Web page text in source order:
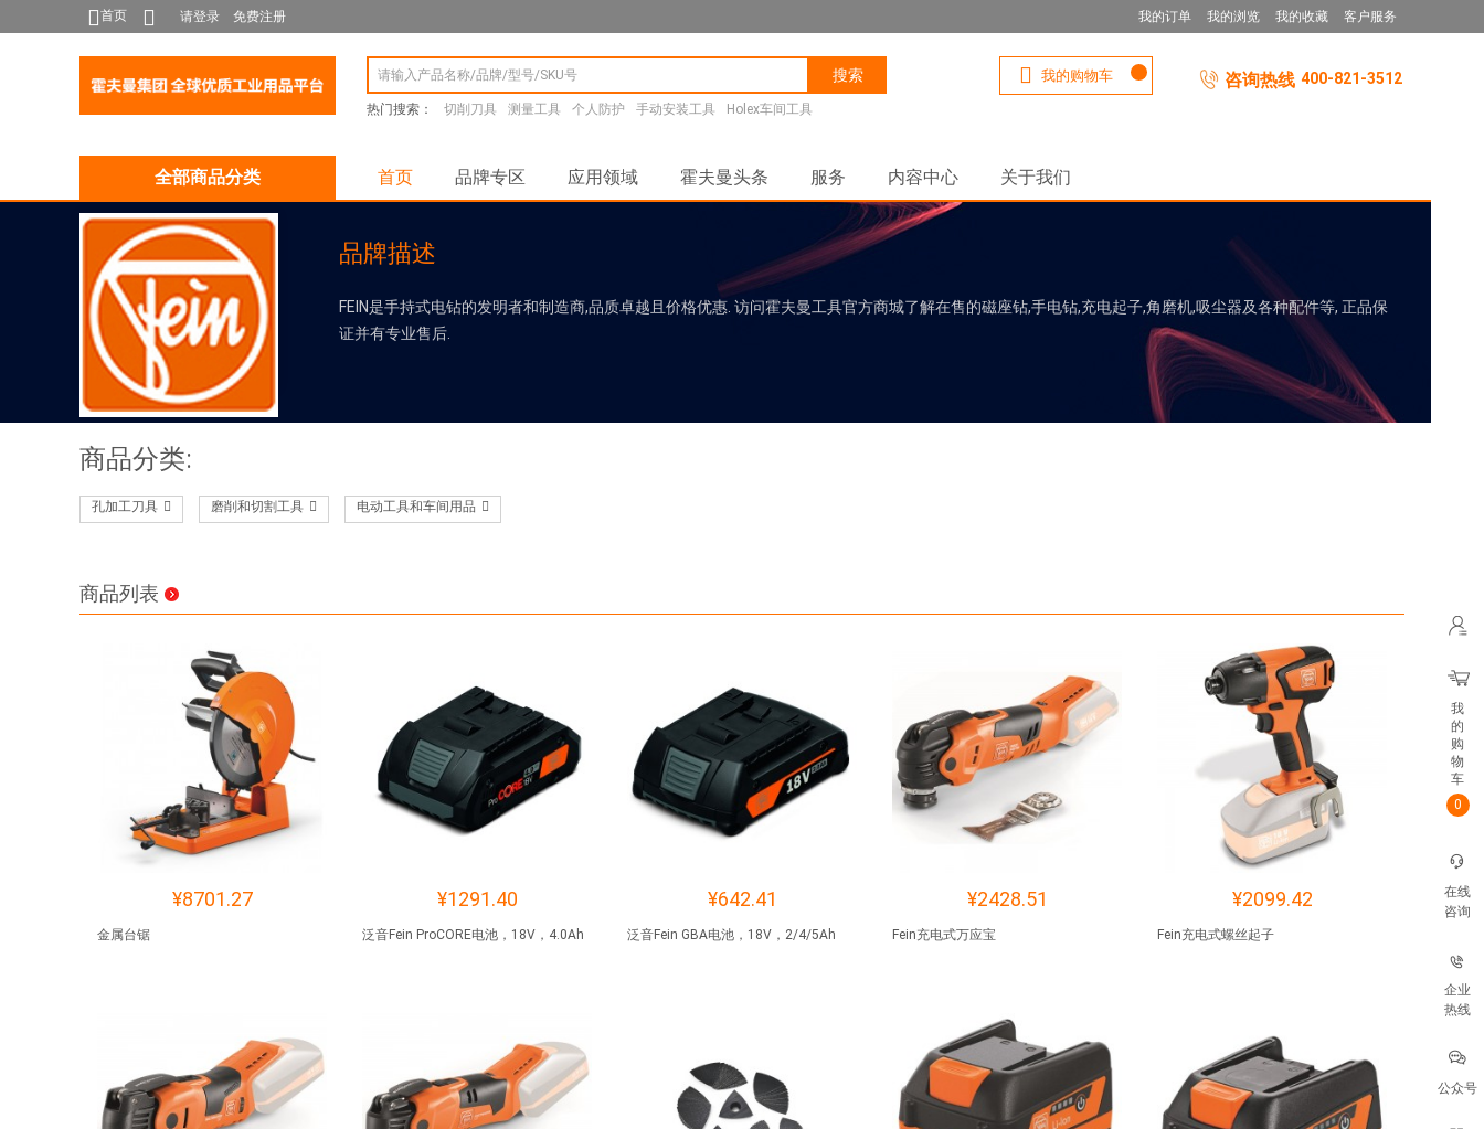
首页 请登录 免费注册 我的订单 我的浏览 我的收藏 客户服务
搜索
热门搜索： 切削刀具 测量工具 个人防护 手动安装工具 Holex车间工具
咨询热线 400-821-3512
我的购物车
全部商品分类 首页 品牌专区 应用领域 霍夫曼头条 服务 内容中心 关于我们
品牌描述
FEIN是手持式电钻的发明者和制造商,品质卓越且价格优惠. 访问霍夫曼工具官方商城了解在售的磁座钻,手电钻,充电起子,角磨机,吸尘器及各种配件等, 正品保
证并有专业售后.
商品分类:
孔加工刀具 磨削和切割工具 电动工具和车间用品
商品列表
¥8701.27
金属台锯
¥1291.40
泛音Fein ProCORE电池，18V，4.0Ah
¥642.41
泛音Fein GBA电池，18V，2/4/5Ah
¥2428.51
Fein充电式万应宝
¥2099.42
Fein充电式螺丝起子
我
的
购
物
车
0
在线
咨询
企业
热线
公众号